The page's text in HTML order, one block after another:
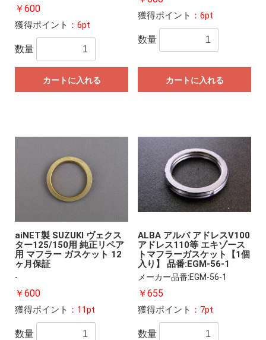
￥600
獲得ポイント ：6pt
数量
カートに入れる
獲得ポイント ：6pt
数量
カートに入れる
aiNET製 SUZUKI ヴェクス
ター125/150用 純正リペア
用 マフラー ガスケット 12
ヶ月保証
-
￥600
獲得ポイント ：11pt
数量
ALBA アルバ アドレスV100
アドレス110等 エキゾース
トマフラーガスケット【1個
入り】 品番:EGM-56-1
メーカー品番:EGM-56-1
￥655
獲得ポイント ：7pt
数量